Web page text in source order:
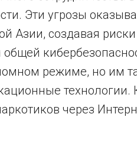
Эти угрозы
Азии, создавая
режиме, но им
технологии.
через